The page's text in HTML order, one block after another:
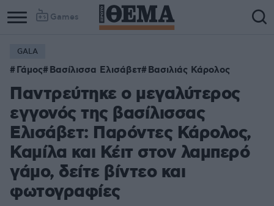
Games
GALA
Γάμος Βασίλισσα Ελισάβετ Βασιλιάς Κάρολος
Παντρεύτηκε ο μεγαλύτερος
εγγονός της βασίλισσας
Ελισάβετ: Παρόντες Κάρολος,
Καμίλα και Κέιτ στον λαμπερό
γάμο, δείτε βίντεο και
φωτογραφίες